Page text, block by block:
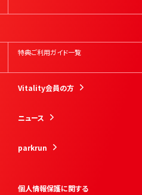
特典ご利用ガイド一覧
Vitality会員の方
ニュース
parkrun
個人情報保護に関する